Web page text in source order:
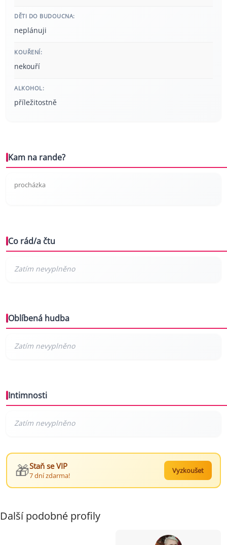
DĚTI DO BUDOUCNA:
neplánuji
KOUŘENÍ:
nekouří
ALKOHOL:
příležitostně
Kam na rande?
procházka
Co rád/a čtu
Oblíbená hudba
Intimnosti
🎁Staň se VIP
7 dní zdarma!
Vyzkoušet
Další podobné profily